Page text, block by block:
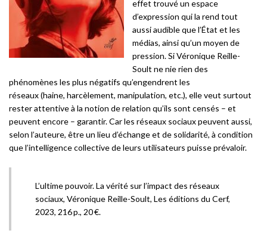
effet trouvé un espace
d’expression qui la rend tout
aussi audible que l’État et les
médias, ainsi qu’un moyen de
pression.SiVéronique Reille-
Soult ne nie rien des
phénomènes les plus négatifs qu’engendrent les
réseaux(haine, harcèlement, manipulation, etc.), elleveut surtout
rester attentive à la notion de relation qu’ils sont censés – et
peuvent encore – garantir.Car les réseaux sociaux peuvent aussi,
selon l’auteure, être un lieu d’échange et de solidarité, à condition
que l’intelligence collective de leurs utilisateurs puisse prévaloir.
L’ultime pouvoir. La vérité sur l’impact des réseaux
sociaux, Véronique Reille-Soult, Les éditions du Cerf,
2023, 216p., 20€.